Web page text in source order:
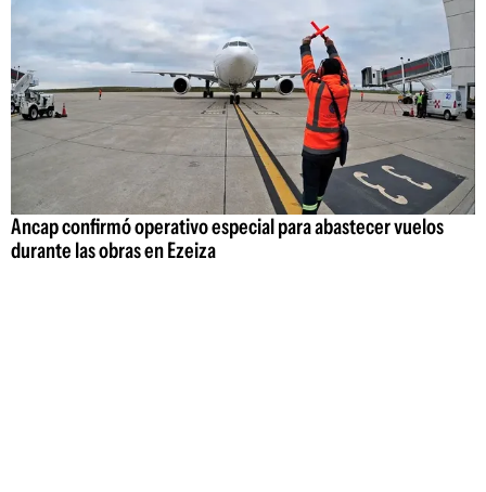
Ancap confirmó operativo especial para abastecer vuelos
durante las obras en Ezeiza